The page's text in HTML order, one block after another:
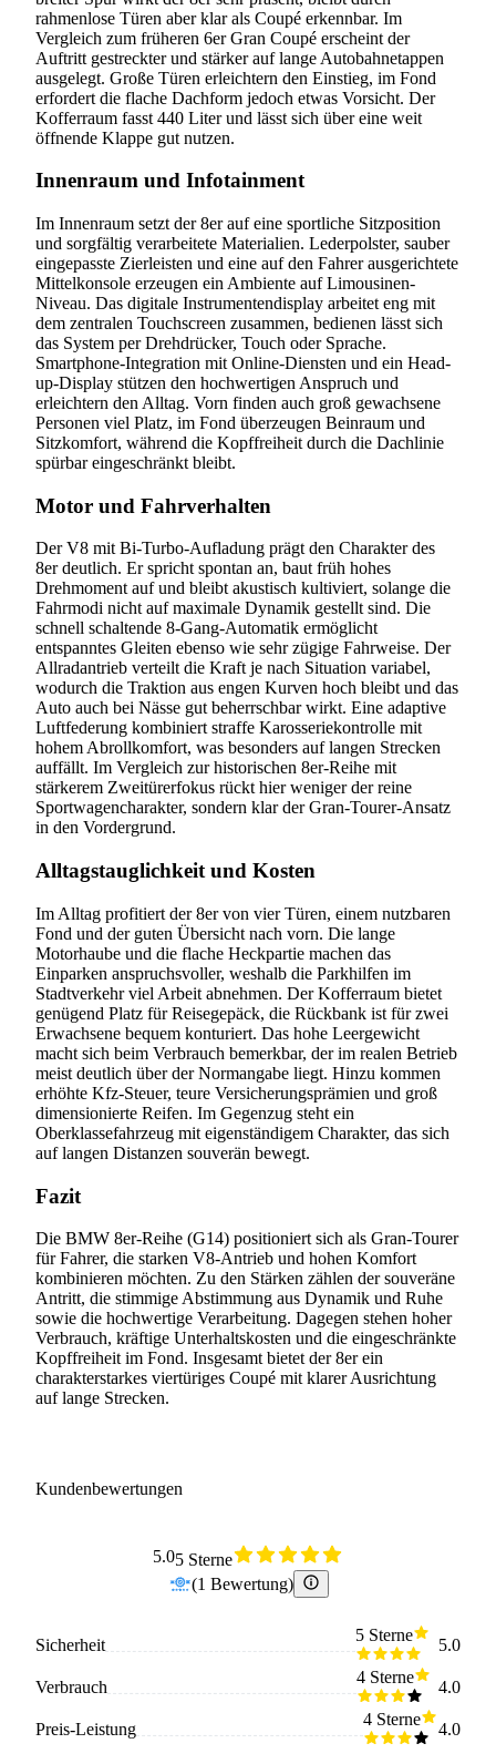
rahmenlose Türen aber klar als Coupé erkennbar. Im
Vergleich zum früheren 6er Gran Coupé erscheint der
Auftritt gestreckter und stärker auf lange Autobahnetappen
ausgelegt. Große Türen erleichtern den Einstieg, im Fond
erfordert die flache Dachform jedoch etwas Vorsicht. Der
Kofferraum fasst 440 Liter und lässt sich über eine weit
öffnende Klappe gut nutzen.
Innenraum und Infotainment
Im Innenraum setzt der 8er auf eine sportliche Sitzposition
und sorgfältig verarbeitete Materialien. Lederpolster, sauber
eingepasste Zierleisten und eine auf den Fahrer ausgerichtete
Mittelkonsole erzeugen ein Ambiente auf Limousinen-
Niveau. Das digitale Instrumentendisplay arbeitet eng mit
dem zentralen Touchscreen zusammen, bedienen lässt sich
das System per Drehdrücker, Touch oder Sprache.
Smartphone-Integration mit Online-Diensten und ein Head-
up-Display stützen den hochwertigen Anspruch und
erleichtern den Alltag. Vorn finden auch groß gewachsene
Personen viel Platz, im Fond überzeugen Beinraum und
Sitzkomfort, während die Kopffreiheit durch die Dachlinie
spürbar eingeschränkt bleibt.
Motor und Fahrverhalten
Der V8 mit Bi-Turbo-Aufladung prägt den Charakter des
8er deutlich. Er spricht spontan an, baut früh hohes
Drehmoment auf und bleibt akustisch kultiviert, solange die
Fahrmodi nicht auf maximale Dynamik gestellt sind. Die
schnell schaltende 8-Gang-Automatik ermöglicht
entspanntes Gleiten ebenso wie sehr zügige Fahrweise. Der
Allradantrieb verteilt die Kraft je nach Situation variabel,
wodurch die Traktion aus engen Kurven hoch bleibt und das
Auto auch bei Nässe gut beherrschbar wirkt. Eine adaptive
Luftfederung kombiniert straffe Karosseriekontrolle mit
hohem Abrollkomfort, was besonders auf langen Strecken
auffällt. Im Vergleich zur historischen 8er-Reihe mit
stärkerem Zweitürerfokus rückt hier weniger der reine
Sportwagencharakter, sondern klar der Gran-Tourer-Ansatz
in den Vordergrund.
Alltagstauglichkeit und Kosten
Im Alltag profitiert der 8er von vier Türen, einem nutzbaren
Fond und der guten Übersicht nach vorn. Die lange
Motorhaube und die flache Heckpartie machen das
Einparken anspruchsvoller, weshalb die Parkhilfen im
Stadtverkehr viel Arbeit abnehmen. Der Kofferraum bietet
genügend Platz für Reisegepäck, die Rückbank ist für zwei
Erwachsene bequem konturiert. Das hohe Leergewicht
macht sich beim Verbrauch bemerkbar, der im realen Betrieb
meist deutlich über der Normangabe liegt. Hinzu kommen
erhöhte Kfz-Steuer, teure Versicherungsprämien und groß
dimensionierte Reifen. Im Gegenzug steht ein
Oberklassefahrzeug mit eigenständigem Charakter, das sich
auf langen Distanzen souverän bewegt.
Fazit
Die BMW 8er-Reihe (G14) positioniert sich als Gran-Tourer
für Fahrer, die starken V8-Antrieb und hohen Komfort
kombinieren möchten. Zu den Stärken zählen der souveräne
Antritt, die stimmige Abstimmung aus Dynamik und Ruhe
sowie die hochwertige Verarbeitung. Dagegen stehen hoher
Verbrauch, kräftige Unterhaltskosten und die eingeschränkte
Kopffreiheit im Fond. Insgesamt bietet der 8er ein
charakterstarkes viertüriges Coupé mit klarer Ausrichtung
auf lange Strecken.
Kundenbewertungen
5.05 Sterne
(1 Bewertung)
Sicherheit
5 Sterne
5.0
Verbrauch
4 Sterne
4.0
Preis-Leistung
4 Sterne
4.0